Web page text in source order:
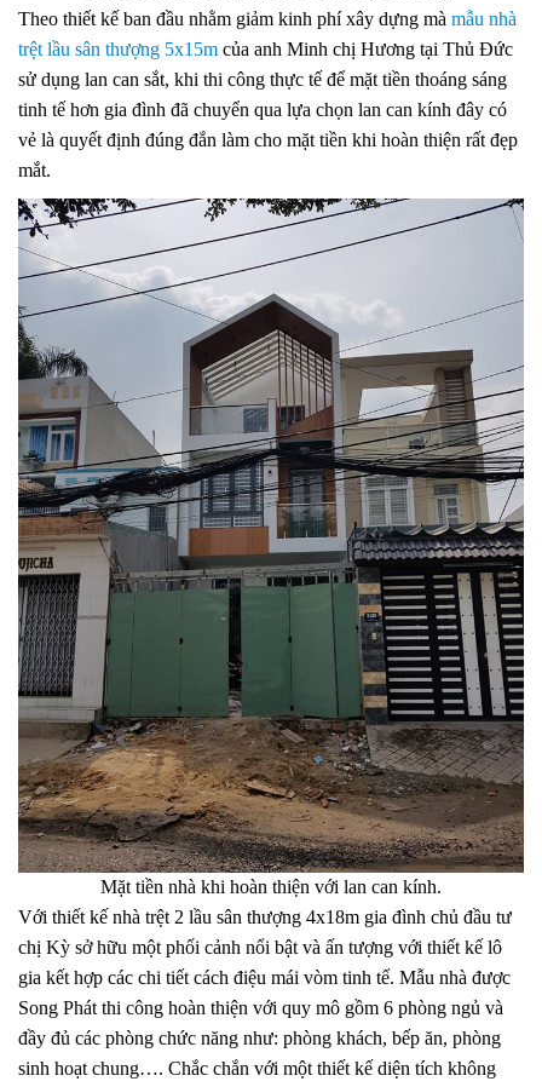
Theo thiết kế ban đầu nhằm giảm kinh phí xây dựng mà mẫu nhà
trệt lầu sân thượng 5x15m của anh Minh chị Hương tại Thủ Đức
sử dụng lan can sắt, khi thi công thực tế để mặt tiền thoáng sáng
tinh tế hơn gia đình đã chuyển qua lựa chọn lan can kính đây có
vẻ là quyết định đúng đắn làm cho mặt tiền khi hoàn thiện rất đẹp
mắt.
Mặt tiền nhà khi hoàn thiện với lan can kính.
Với thiết kế nhà trệt 2 lầu sân thượng 4x18m gia đình chủ đầu tư
chị Kỳ sở hữu một phối cảnh nổi bật và ấn tượng với thiết kế lô
gia kết hợp các chi tiết cách điệu mái vòm tinh tế. Mẫu nhà được
Song Phát thi công hoàn thiện với quy mô gồm 6 phòng ngủ và
đầy đủ các phòng chức năng như: phòng khách, bếp ăn, phòng
sinh hoạt chung…. Chắc chắn với một thiết kế diện tích không